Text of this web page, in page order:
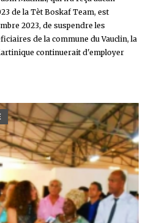
de la Tèt Boskaf Team, est
2023, de suspendre les
de la commune du Vauclin, la
continuerait d'employer